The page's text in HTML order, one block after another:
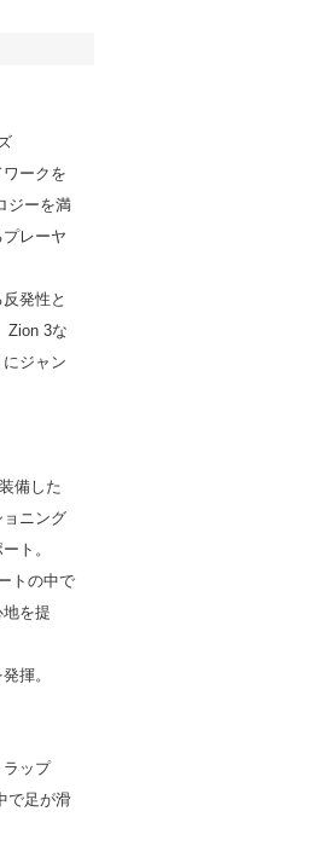
ークを
ジーを満
レーヤ
発性と
Zion 3な
ジャン
備した
ニング
ト。
トの中で
を提
揮。
ラップ
で足が滑